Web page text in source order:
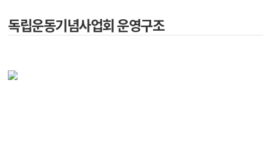
독립운동기념사업회 운영구조